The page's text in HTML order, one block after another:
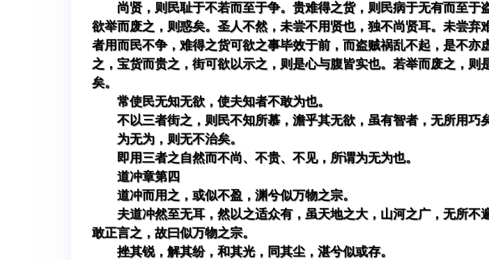
尚贤，则民耻于不若而至于争。贵难得之货，则民病于无有而至
欲举而废之，则惑矣。圣人不然，未尝不用贤也，独不尚贤耳。未尝
者用而民不争，难得之货可欲之事毕效于前，而盗贼祸乱不起，是不
之，宝货而贵之，街可欲以示之，则是心与腹皆实也。若举而废之，
矣。
常使民无知无欲，使夫知者不敢为也。
不以三者街之，则民不知所慕，澹乎其无欲，虽有智者，无所用巧矣
为无为，则无不治矣。
即用三者之自然而不尚、不贵、不见，所谓为无为也。
道冲章第四
道冲而用之，或似不盈，渊兮似万物之宗。
夫道冲然至无耳，然以之适众有，虽天地之大，山河之广，无所
敢正言之，故曰似万物之宗。
挫其锐，解其纷，和其光，同其尘，湛兮似或存。